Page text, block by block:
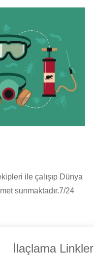
ile çalışıp Dünya
sunmaktadır.7/24
İlaçlama Linkler